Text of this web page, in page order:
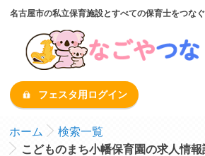
名古屋市の私立保育施設とすべての保育士をつな
フェスタ用ログイン
ホーム
検索一覧
こどものまち小幡保育園の求人情報